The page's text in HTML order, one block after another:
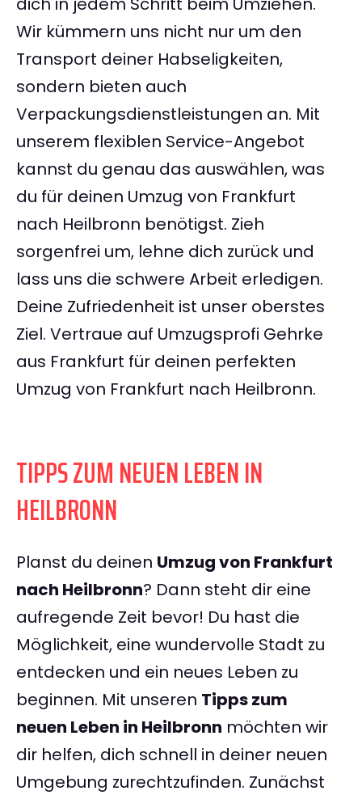
Wir kümmern uns nicht nur um den
Transport deiner Habseligkeiten,
sondern bieten auch
Verpackungsdienstleistungen an. Mit
unserem flexiblen Service-Angebot
kannst du genau das auswählen, was
du für deinen Umzug von Frankfurt
nach Heilbronn benötigst. Zieh
sorgenfrei um, lehne dich zurück und
lass uns die schwere Arbeit erledigen.
Deine Zufriedenheit ist unser oberstes
Ziel. Vertraue auf Umzugsprofi Gehrke
aus Frankfurt für deinen perfekten
Umzug von Frankfurt nach Heilbronn.
TIPPS ZUM NEUEN LEBEN IN
HEILBRONN
Planst du deinen Umzug von Frankfurt
nach Heilbronn? Dann steht dir eine
aufregende Zeit bevor! Du hast die
Möglichkeit, eine wundervolle Stadt zu
entdecken und ein neues Leben zu
beginnen. Mit unseren Tipps zum
neuen Leben in Heilbronn möchten wir
dir helfen, dich schnell in deiner neuen
Umgebung zurechtzufinden. Zunächst